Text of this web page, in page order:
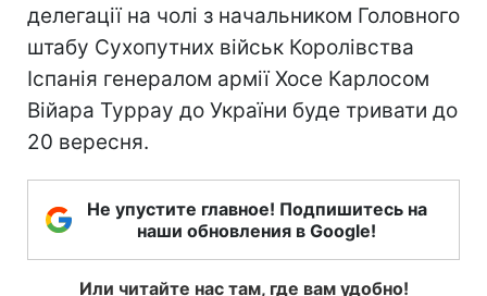
делегації на чолi з начальником Головного
штабу Сухопутних військ Королівства
Іспанія генералом армії Хосе Карлосом
Війара Туррау до України буде тривати до
20 вересня.
Не упустите главное! Подпишитесь на
наши обновления в Google!
Или читайте нас там, где вам удобно!